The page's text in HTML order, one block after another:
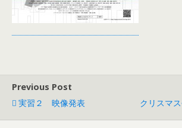
Previous Post
実習２ 映像発表
クリスマ